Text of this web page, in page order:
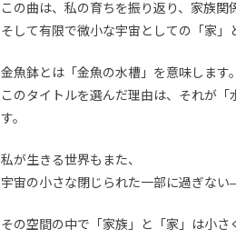
この曲は、私の育ちを振り返り、家族関
そして有限で微小な宇宙としての「家」
金魚鉢とは「金魚の水槽」を意味します。
このタイトルを選んだ理由は、それが
す。
私が生きる世界もまた、
宇宙の小さな閉じられた一部に過ぎな
その空間の中で「家族」と「家」は小さ